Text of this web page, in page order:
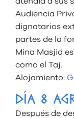
Audiencia
dignatarios
partes de la
Mina Masjid
como el Taj.
Alojamiento:
DÍA 8
Después de